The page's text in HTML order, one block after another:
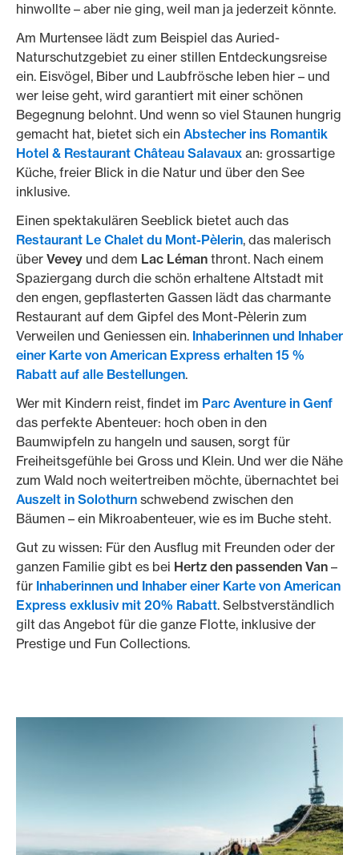
hinwollte – aber nie ging, weil man ja jederzeit könnte.
Am Murtensee lädt zum Beispiel das Auried-
Naturschutzgebiet zu einer stillen Entdeckungsreise
ein. Eisvögel, Biber und Laubfrösche leben hier – und
wer leise geht, wird garantiert mit einer schönen
Begegnung belohnt. Und wenn so viel Staunen hungrig
gemacht hat, bietet sich ein Abstecher ins Romantik
Hotel & Restaurant Château Salavaux an: grossartige
Küche, freier Blick in die Natur und über den See
inklusive.
Einen spektakulären Seeblick bietet auch das
Restaurant Le Chalet du Mont-Pèlerin, das malerisch
über Vevey und dem Lac Léman thront. Nach einem
Spaziergang durch die schön erhaltene Altstadt mit
den engen, gepflasterten Gassen lädt das charmante
Restaurant auf dem Gipfel des Mont-Pèlerin zum
Verweilen und Geniessen ein. Inhaberinnen und Inhaber
einer Karte von American Express erhalten 15 %
Rabatt auf alle Bestellungen.
Wer mit Kindern reist, findet im Parc Aventure in Genf
das perfekte Abenteuer: hoch oben in den
Baumwipfeln zu hangeln und sausen, sorgt für
Freiheitsgefühle bei Gross und Klein. Und wer die Nähe
zum Wald noch weitertreiben möchte, übernachtet bei
Auszelt in Solothurn schwebend zwischen den
Bäumen – ein Mikroabenteuer, wie es im Buche steht.
Gut zu wissen: Für den Ausflug mit Freunden oder der
ganzen Familie gibt es bei Hertz den passenden Van –
für Inhaberinnen und Inhaber einer Karte von American
Express exklusiv mit 20% Rabatt. Selbstverständlich
gilt das Angebot für die ganze Flotte, inklusive der
Prestige und Fun Collections.